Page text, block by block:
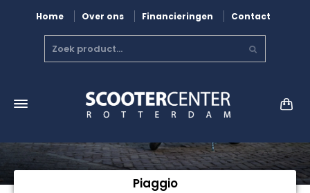
Home Over ons Financieringen Contact
Piaggio